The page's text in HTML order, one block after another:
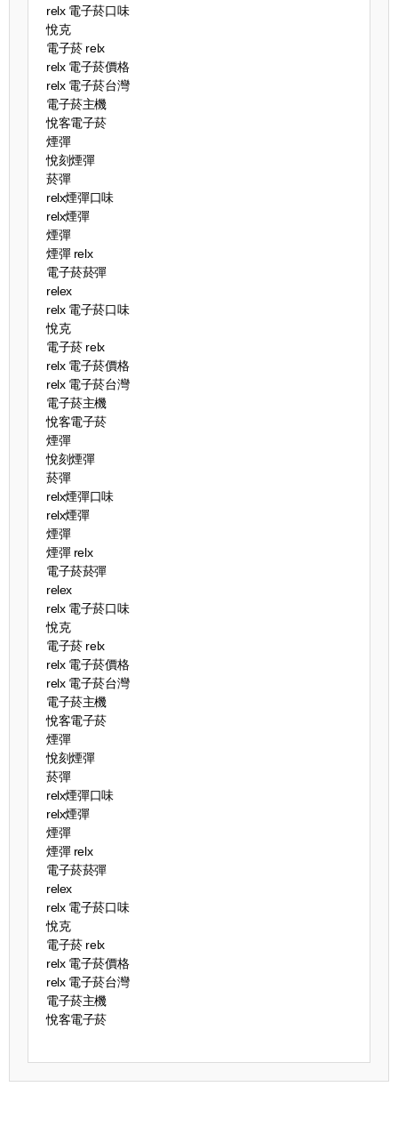
relx 電子菸口味
悅克
電子菸 relx
relx 電子菸價格
relx 電子菸台灣
電子菸主機
悅客電子菸
煙彈
悅刻煙彈
菸彈
relx煙彈口味
relx煙彈
煙彈
煙彈 relx
電子菸菸彈
relex
relx 電子菸口味
悅克
電子菸 relx
relx 電子菸價格
relx 電子菸台灣
電子菸主機
悅客電子菸
煙彈
悅刻煙彈
菸彈
relx煙彈口味
relx煙彈
煙彈
煙彈 relx
電子菸菸彈
relex
relx 電子菸口味
悅克
電子菸 relx
relx 電子菸價格
relx 電子菸台灣
電子菸主機
悅客電子菸
煙彈
悅刻煙彈
菸彈
relx煙彈口味
relx煙彈
煙彈
煙彈 relx
電子菸菸彈
relex
relx 電子菸口味
悅克
電子菸 relx
relx 電子菸價格
relx 電子菸台灣
電子菸主機
悅客電子菸